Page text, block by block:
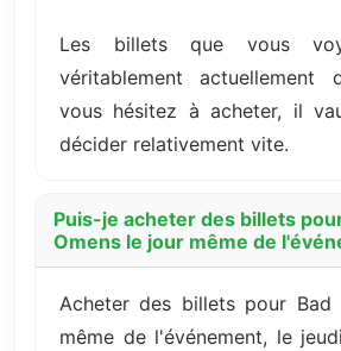
Les billets que vous
véritablement actuellement
vous hésitez à acheter, il
décider relativement vite.
Puis-je acheter des billets
Omens le jour même de
Acheter des billets pour Bad
même de l'événement, le